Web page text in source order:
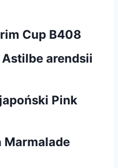
Cup B408
Astilbe arendsii
Pink
Marmalade